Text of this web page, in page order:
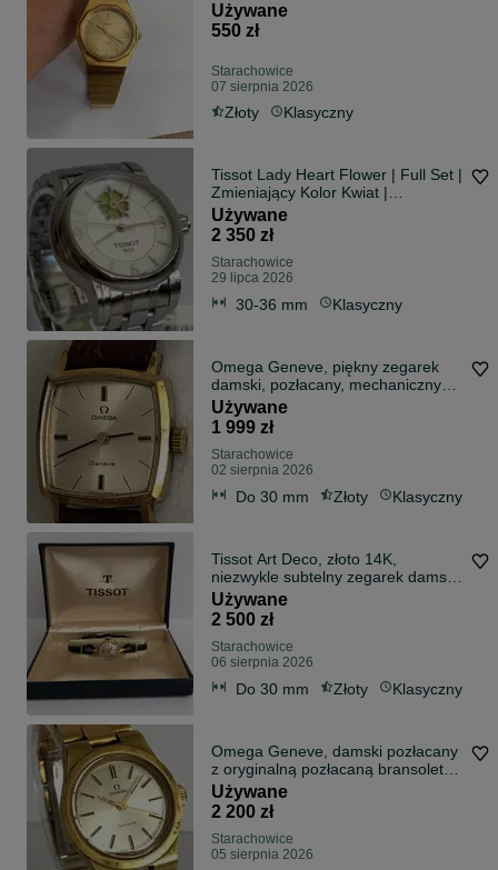
Używane
550 zł
Starachowice
07 sierpnia 2026
Złoty Klasyczny
Tissot Lady Heart Flower | Full Set |
Zmieniający Kolor Kwiat |
Powermatic 80 | Inwestycja w Styl
Używane
2 350 zł
Starachowice
29 lipca 2026
30-36 mm Klasyczny
Omega Geneve, piękny zegarek
damski, pozłacany, mechaniczny
SUPER STAN
Używane
1 999 zł
Starachowice
02 sierpnia 2026
Do 30 mm Złoty Klasyczny
Tissot Art Deco, złoto 14K,
niezwykle subtelny zegarek damski,
pudełko
Używane
2 500 zł
Starachowice
06 sierpnia 2026
Do 30 mm Złoty Klasyczny
Omega Geneve, damski pozłacany
z oryginalną pozłacaną bransoletą
Omega
Używane
2 200 zł
Starachowice
05 sierpnia 2026